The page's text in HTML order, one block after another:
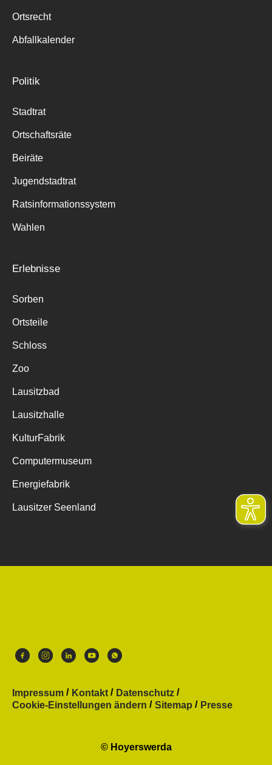
Ortsrecht
Abfallkalender
Politik
Stadtrat
Ortschaftsräte
Beiräte
Jugendstadtrat
Ratsinformationssystem
Wahlen
Erlebnisse
Sorben
Ortsteile
Schloss
Zoo
Lausitzbad
Lausitzhalle
KulturFabrik
Computermuseum
Energiefabrik
Lausitzer Seenland
Impressum Kontakt
Datenschutz
Cookie-Einstellungen ändern
Sitemap Presse
© Hoyerswerda